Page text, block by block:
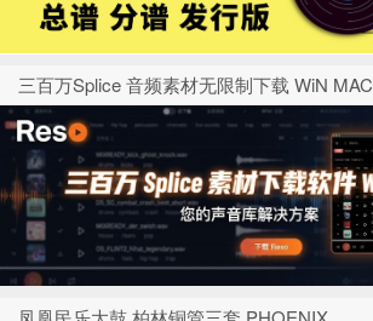
三百万Splice 音频素材无限制下载 WiN MAC